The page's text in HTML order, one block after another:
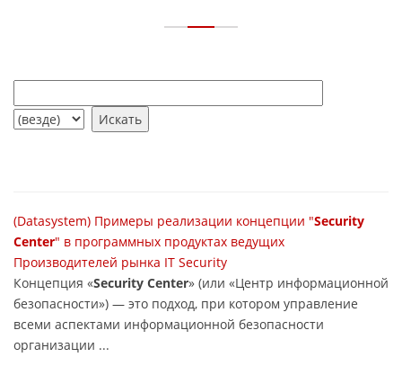
(Datasystem) Примеры реализации концепции "Security
Center" в программных продуктах ведущих
Производителей рынка IT Security
Концепция «Security Center» (или «Центр информационной
безопасности») — это подход, при котором управление
всеми аспектами информационной безопасности
организации ...